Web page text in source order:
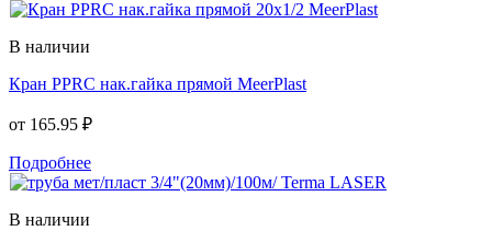
В наличии
Кран PPRC нак.гайка прямой MeerPlast
от 165.95 ₽
Подробнее
В наличии